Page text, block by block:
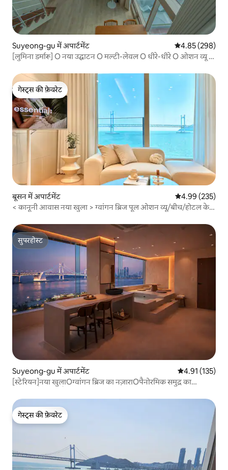
Suyeong-gu में अपार्टमेंट औसत रेटिंग 5 में से
4.85 (298)
[लुमिना डर्मारू] O नया उद्घाटन O मल्टी-लेवल O धीरे-धीरे O ओशन व्यू O
गेस्ट्स की फ़ेवरेट
गेस्ट्स की फ़ेवरेट
बूसन में अपार्टमेंट औसत रेटिंग 5 में से
4.99 (235)
< कानूनी आवास नया खुला > ग्वांगन ब्रिज पूल ओशन व्यू/बीच/होटल के
सुपरहोस्ट
सुपरहोस्ट
Suyeong-gu में अपार्टमेंट औसत रेटिंग 5 में से
4.91 (135)
[स्टेरियन]नया खुलाOग्वांगन ब्रिज का नज़ाराOपैनोरमिक समुद्र का
गेस्ट्स की फ़ेवरेट
गेस्ट्स की फ़ेवरेट